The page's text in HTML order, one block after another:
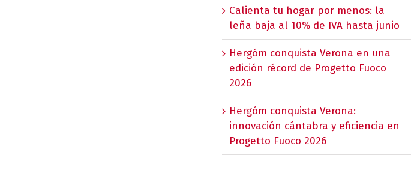
Calienta tu hogar por menos: la
leña baja al 10% de IVA hasta junio
Hergóm conquista Verona en una
edición récord de Progetto Fuoco
2026
Hergóm conquista Verona:
innovación cántabra y eficiencia en
Progetto Fuoco 2026